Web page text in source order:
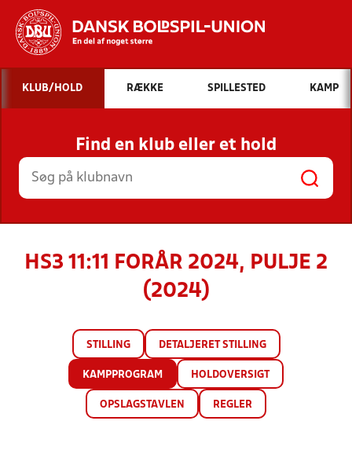
Hvad vil du søge efter?
INDHOLD OG NYHEDER
STILLINGER, RESULTATER, KLUBBER OG
HOLD
KLUB/HOLD RÆKKE SPILLESTED KAMP
Find en klub eller et hold
HS3 11:11 FORÅR 2024, PULJE 2
(2024)
STILLING DETALJERET STILLING
KAMPPROGRAM HOLDOVERSIGT
OPSLAGSTAVLEN REGLER